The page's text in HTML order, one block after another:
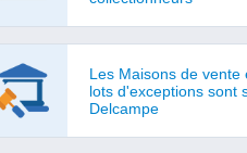
Les Maisons de vente
lots d'exceptions sont
Delcampe